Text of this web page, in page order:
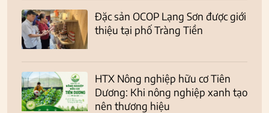
Đặc sản OCOP Lạng Sơn được giới
thiệu tại phố Tràng Tiền
HTX Nông nghiệp hữu cơ Tiên
Dương: Khi nông nghiệp xanh tạo
nên thương hiệu